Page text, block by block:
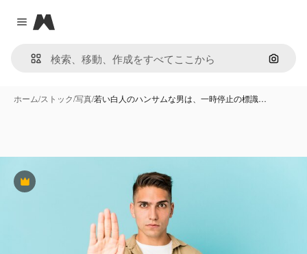
Close menu
Magnific
画像で
ホーム/ストック/写真/若い白人のハンサムな男は、一時停止の標識…
Premium